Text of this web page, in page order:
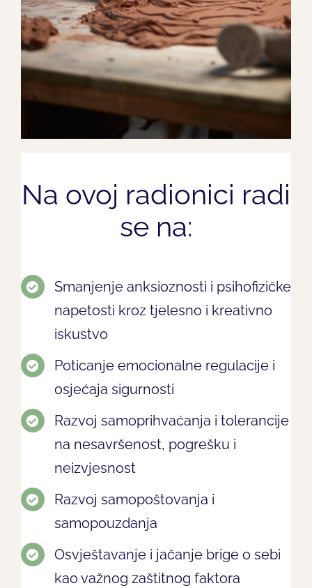
Na ovoj radionici radi
se na:
Smanjenje anksioznosti i psihofizičke
napetosti kroz tjelesno i kreativno
iskustvo
Poticanje emocionalne regulacije i
osjećaja sigurnosti
Razvoj samoprihvaćanja i tolerancije
na nesavršenost, pogrešku i
neizvjesnost
Razvoj samopoštovanja i
samopouzdanja
Osvještavanje i jačanje brige o sebi
kao važnog zaštitnog faktora